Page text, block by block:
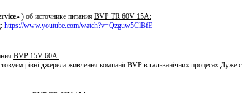
) об источнике питания BVP TR 60V 15A:
https://www.youtube.com/watch?v=Qzguw5ClBfE
BVP 15V 60A:
різні джерела живлення компанії BVP в гальванічних процесах.Дуже